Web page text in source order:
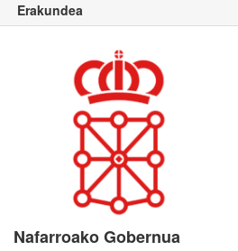
Erakundea
Nafarroako Gobernua